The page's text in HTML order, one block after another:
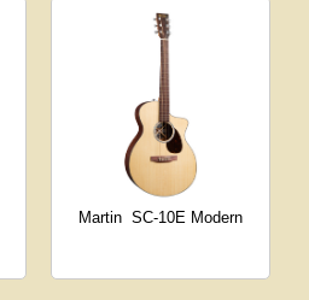
Martin SC-10E Modern